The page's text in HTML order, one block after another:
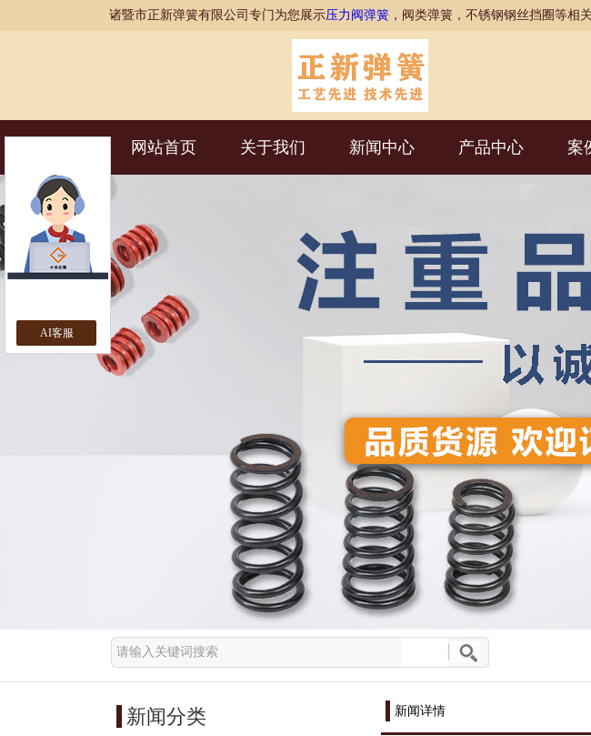
诸暨市正新弹簧有限公司专门为您展示压力阀弹簧 ，阀类弹簧，不锈钢钢丝挡圈等相
网站首页 关于我们 新闻中心 产品中心 案
新闻分类 新闻详情
AI客服